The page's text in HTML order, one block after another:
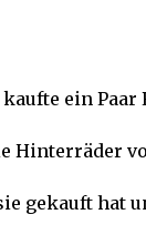
ein
Hinterräder
gekauft hat